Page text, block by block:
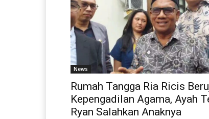
News
Rumah Tangga Ria Ricis
Kepengadilan Agama, Ayah
Ryan Salahkan Anaknya